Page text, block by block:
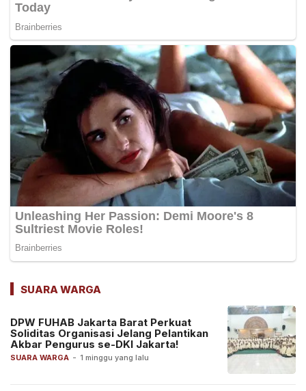
SUARA WARGA
SUARA WARGA - 1 minggu yang lalu
DPW FUHAB Jakarta Barat Perkuat
Soliditas Organisasi Jelang Pelantikan
Akbar Pengurus se-DKI Jakarta!